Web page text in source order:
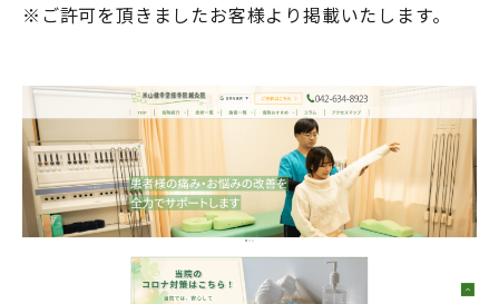
※ご許可を頂きましたお客様より掲載いたします。